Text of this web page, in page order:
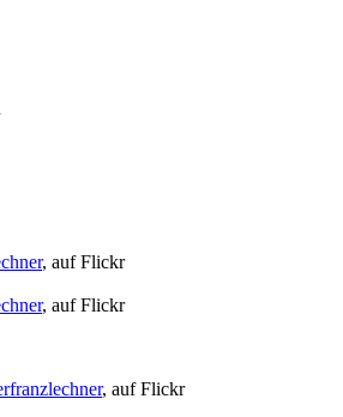
, auf Flickr
, auf Flickr
, auf Flickr